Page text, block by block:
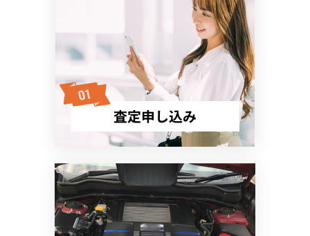
査定申し込み